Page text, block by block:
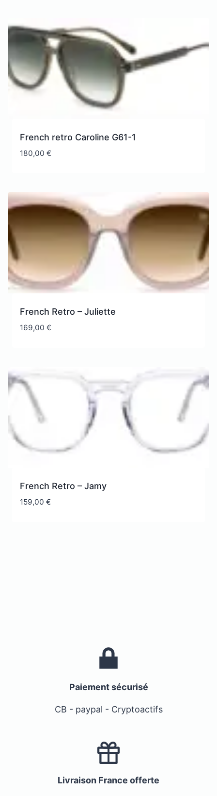
French retro Caroline G61-1
180,00€
French Retro – Juliette
169,00€
French Retro – Jamy
159,00€
Paiement sécurisé
CB - paypal - Cryptoactifs
Livraison France offerte